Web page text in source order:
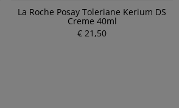
La Roche Posay Toleriane Kerium DS
Creme 40ml
€ 21,50
P